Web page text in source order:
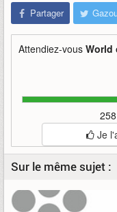
Partager
Attendiez-vous World
Je
Sur le même sujet :